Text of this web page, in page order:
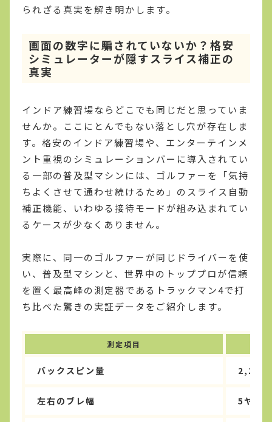
られざる真実を解き明かします。
画面の数字に騙されていないか？格安
シミュレーターが隠すスライス補正の
真実
インドア練習場ならどこでも同じだと思っていま
せんか。ここにとんでもない落とし穴が存在しま
す。格安のインドア練習場や、エンターテインメ
ント重視のシミュレーションバーに導入されてい
る一部の普及型マシンには、ゴルファーを「気持
ちよくさせて通わせ続けるため」のスライス自動
補正機能、いわゆる接待モードが組み込まれてい
るケースが少なくありません。
実際に、同一のゴルファーが同じドライバーを使
い、普及型マシンと、世界中のトッププロが信頼
を置く最高峰の測定器であるトラックマン4で打
ち比べた驚きの実証データをご紹介します。
測定項目
バックスピン量 2,200
左右のブレ幅 5ヤー